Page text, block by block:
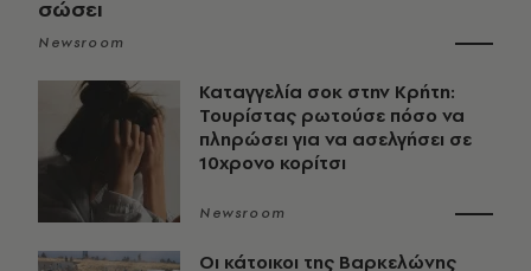
σώσει
Newsroom
Καταγγελία σοκ στην Κρήτη:
Τουρίστας ρωτούσε πόσο να
πληρώσει για να ασελγήσει σε
10χρονο κορίτσι
Newsroom
Οι κάτοικοι της Βαρκελώνης